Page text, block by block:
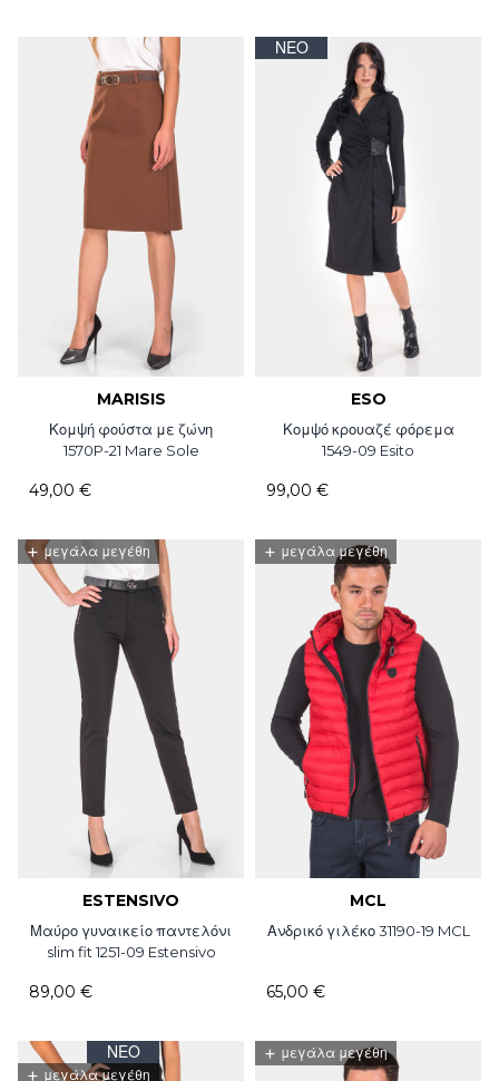
MARISIS
Κομψή φούστα με ζώνη
1570P-21 Mare Sole
49,00 €
ΝΈΟ
ESO
Κομψό κρουαζέ φόρεμα
1549-09 Esito
99,00 €
+ μεγάλα μεγέθη
ESTENSIVO
Μαύρο γυναικείο παντελόνι
slim fit 1251-09 Estensivo
89,00 €
+ μεγάλα μεγέθη
MCL
Ανδρικό γιλέκο 31190-19 MCL
65,00 €
ΝΈΟ
μεγάλα μεγέθη
+ μεγάλα μεγέθη